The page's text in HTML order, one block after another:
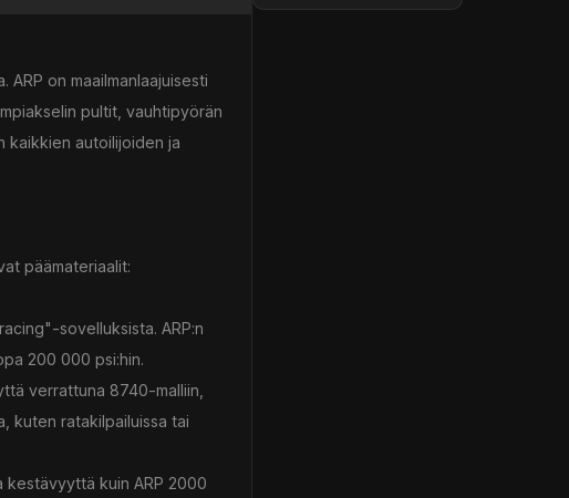
on maailmanlaajuisesti
pultit, vauhtipyörän
kaikkien autoilijoiden ja
päämateriaalit:
sovelluksista. ARP:n
200 000 psi:hin.
verrattuna 8740-malliin,
kuten ratakilpailuissa tai
kuin ARP 2000